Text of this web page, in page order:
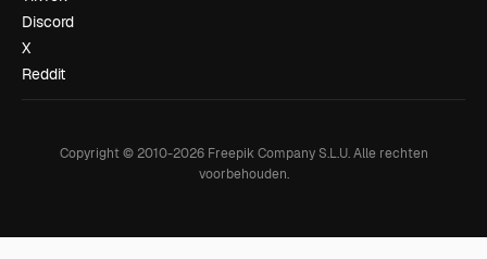
Discord
X
Reddit
Copyright © 2010-2026Freepik Company S.L.U. Alle rechten
voorbehouden.